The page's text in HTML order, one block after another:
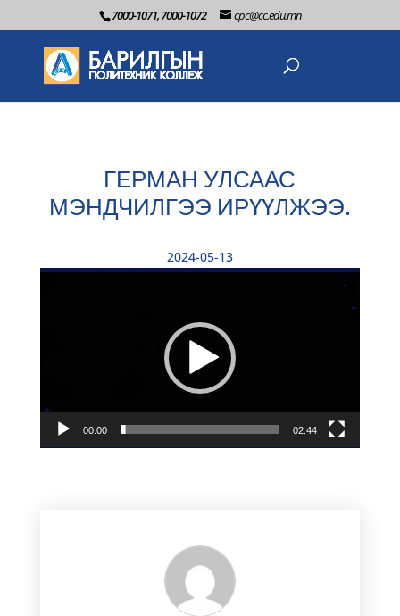
7000-1071, 7000-1072 cpc@cc.edu.mn
ГЕРМАН УЛСААС
МЭНДЧИЛГЭЭ ИРҮҮЛЖЭЭ.
2024-05-13
00:00 02:44